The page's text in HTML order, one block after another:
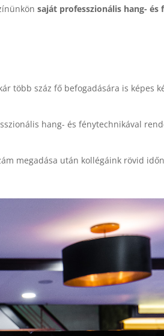
saját professzionális hang- és
több száz fő befogadására is képes
hang- és fénytechnikával
megadása után kollégáink rövid